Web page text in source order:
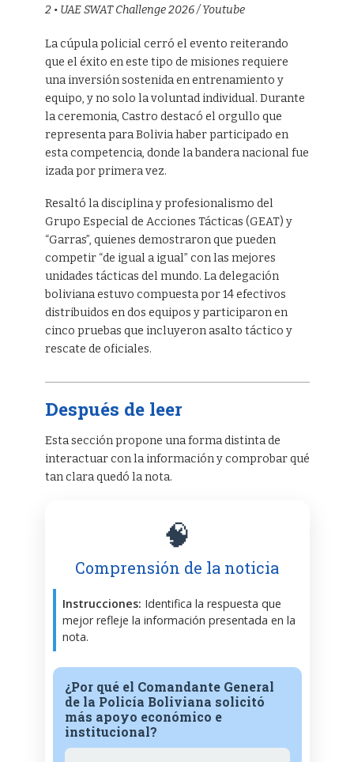
2 • UAE SWAT Challenge 2026 / Youtube
La cúpula policial cerró el evento reiterando
que el éxito en este tipo de misiones requiere
una inversión sostenida en entrenamiento y
equipo, y no solo la voluntad individual. Durante
la ceremonia, Castro destacó el orgullo que
representa para Bolivia haber participado en
esta competencia, donde la bandera nacional fue
izada por primera vez.
Resaltó la disciplina y profesionalismo del
Grupo Especial de Acciones Tácticas (GEAT) y
“Garras”, quienes demostraron que pueden
competir “de igual a igual” con las mejores
unidades tácticas del mundo. La delegación
boliviana estuvo compuesta por 14 efectivos
distribuidos en dos equipos y participaron en
cinco pruebas que incluyeron asalto táctico y
rescate de oficiales.
Después de leer
Esta sección propone una forma distinta de
interactuar con la información y comprobar qué
tan clara quedó la nota.
🧠
Comprensión de la noticia
Instrucciones: Identifica la respuesta que
mejor refleje la información presentada en la
nota.
¿Por qué el Comandante General
de la Policía Boliviana solicitó
más apoyo económico e
institucional?